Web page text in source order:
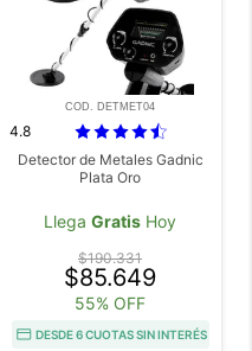
COD. DETMET04
4.8
Detector de Metales Gadnic
Plata Oro
Llega Gratis Hoy
$190.331
$85.649
55% OFF
DESDE 6 CUOTAS SIN INTERÉS